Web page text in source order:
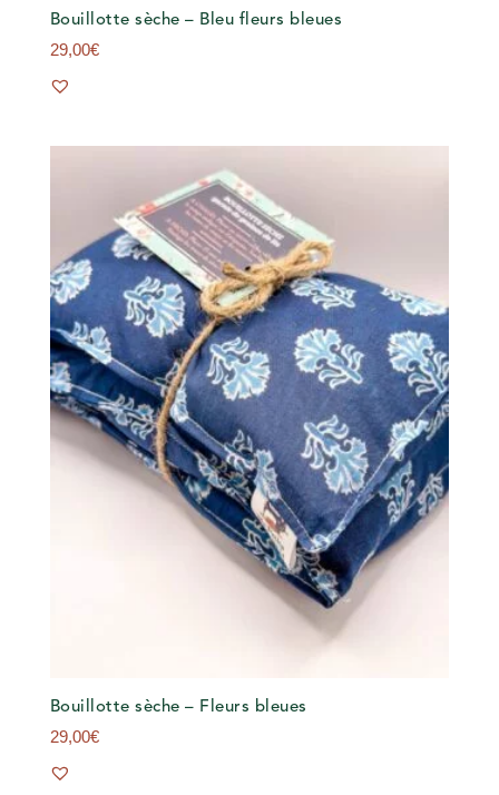
Bouillotte sèche – Bleu fleurs bleues
29,00€
Bouillotte sèche – Fleurs bleues
29,00€